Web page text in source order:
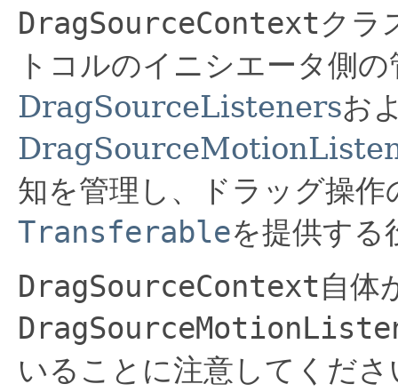
DragSourceContextクラ
トコルのイニシエータ側
DragSourceListenersお
知を管理し、ドラッグ操
Transferableを提供する
DragSourceContext自体
いることに注意してくださ